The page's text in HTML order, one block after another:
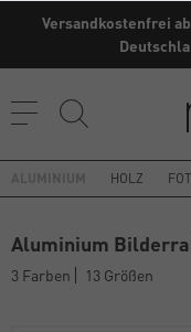
Versandkostenfrei
HOLZ
Aluminium
3 Farben 13 Größen